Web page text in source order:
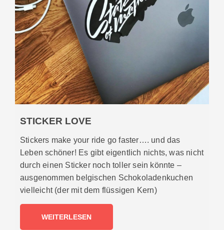
STICKER LOVE
Stickers make your ride go faster…. und das
Leben schöner! Es gibt eigentlich nichts, was nicht
durch einen Sticker noch toller sein könnte –
ausgenommen belgischen Schokoladenkuchen
vielleicht (der mit dem flüssigen Kern)
WEITERLESEN